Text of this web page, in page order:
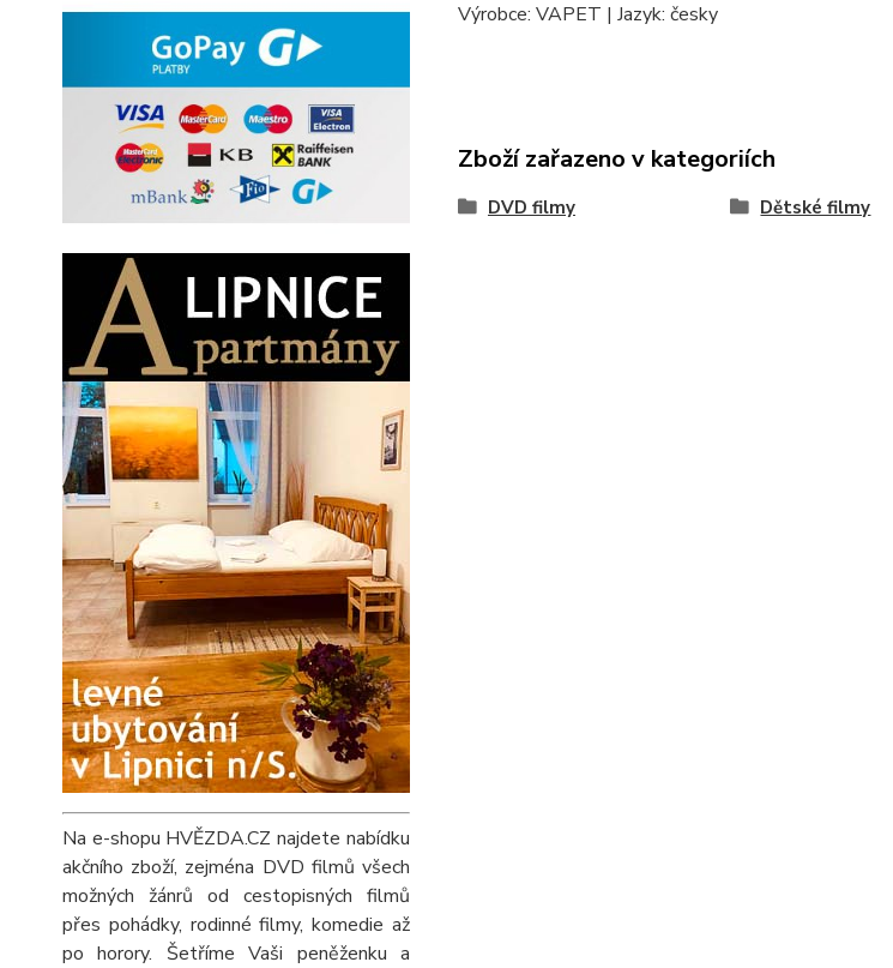
Na e-shopu HVĚZDA.CZ najdete nabídku
akčního zboží, zejména DVD filmů všech
možných žánrů od cestopisných filmů
přes pohádky, rodinné filmy, komedie až
po horory. Šetříme Vaši peněženku a
Výrobce: VAPET | Jazyk: česky
Zboží zařazeno v kategoriích
DVD filmy Dětské filmy